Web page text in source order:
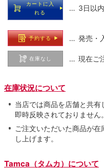
カートに入
れる
… 3日以
予約する … 発売・
在庫なし … 現在ご
在庫状況について
当店では商品を店舗と共
即時反映されておりません。
ご注文いただいた商品が
し上げます。
Tamca（タムカ）について